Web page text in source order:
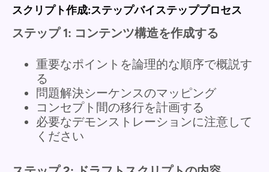
スクリプト作成:ステップバイステッププロセス
ステップ 1: コンテンツ構造を作成する
重要なポイントを論理的な順序で概説す
る
問題解決シーケンスのマッピング
コンセプト間の移行を計画する
必要なデモンストレーションに注意して
ください